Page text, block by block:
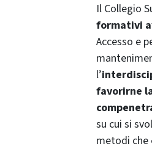
Il Collegio
formativi
Accesso e
l’
favorirne
su cui si
metodi che